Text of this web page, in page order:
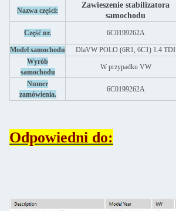
Nazwa części:
Zawieszenie stabilizatora
samochodu
Część nr. 6C0199262A
Model samochodu DlaVW POLO (6R1, 6C1) 1.4 TDI
Wyrób
samochodu
W przypadku VW
Numer
zamówienia.
6C0199262A
Odpowiedni do: